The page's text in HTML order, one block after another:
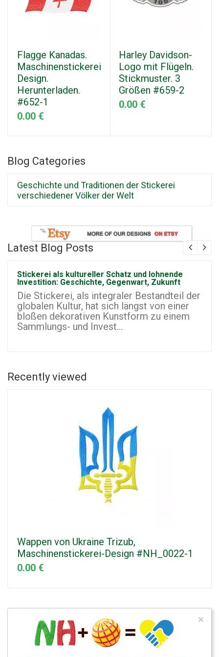
Flagge Kanadas.
Maschinenstickerei
Design.
Herunterladen.
#652-1
0.00 €
Harley Davidson-
Logo mit Flügeln.
Stickmuster. 3
Größen #659-2
0.00 €
Blog Categories
Geschichte und Traditionen der Stickerei
verschiedener Völker der Welt
Latest Blog Posts
Stickerei als kultureller Schatz und lohnende
Investition: Geschichte, Gegenwart, Zukunft
Die Stickerei, als integraler Bestandteil der
globalen Kultur, hat sich längst von einer
bloßen dekorativen Kunstform zu einem
Sammlungs- und Invest...
Recently viewed
Wappen von Ukraine Trizub,
Maschinenstickerei-Design #NH_0022-1
0.00 €
×